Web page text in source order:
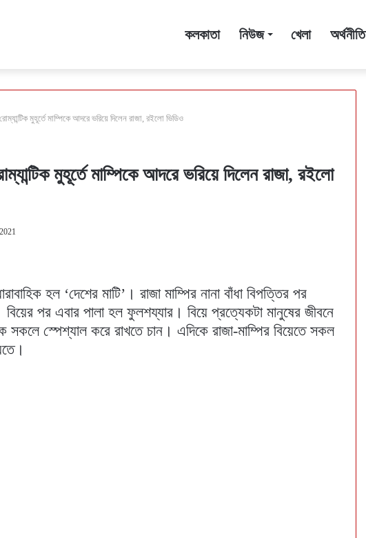
কলকাতা নিউজ খেলা অর্থনীতি
মুহূর্তে মাম্পিকে আদরে ভরিয়ে দিলেন রাজা, রইলো ভিডিও
মুহূর্তে মাম্পিকে আদরে ভরিয়ে দিলেন রাজা, রইলো
হল ‘দেশের মাটি’। রাজা মাম্পির নানা বাঁধা বিপত্তির পর
বিয়ের পর এবার পালা হল ফুলশয্যার। বিয়ে প্রত্যেকটা মানুষের জীবনে
স্পেশ্যাল করে রাখতে চান। এদিকে রাজা-মাম্পির বিয়েতে সকল